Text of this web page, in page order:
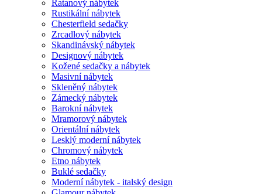
Ratanový nábytek
Rustikální nábytek
Chesterfield sedačky
Zrcadlový nábytek
Skandinávský nábytek
Designový nábytek
Kožené sedačky a nábytek
Masivní nábytek
Skleněný nábytek
Zámecký nábytek
Barokní nábytek
Mramorový nábytek
Orientální nábytek
Lesklý moderní nábytek
Chromový nábytek
Etno nábytek
Buklé sedačky
Moderní nábytek - italský design